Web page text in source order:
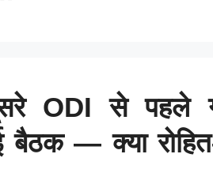
ODI से पहले
बैठक — क्या